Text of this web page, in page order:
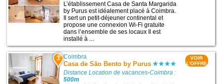
L’établissement Casa de Santa Margarida
by Purus est idéalement placé à Coimbra.
Il sert un petit-déjeuner continental et
propose une connexion Wi-Fi gratuite
dans l’ensemble de ses locaux Il est
installé à ...
3 Coimbra
Casa de São Bento by Purus
Distance Location de vacances-Coimbra :
500m
VOIR
L'OFFRE